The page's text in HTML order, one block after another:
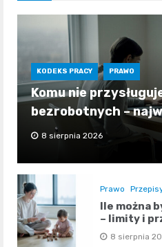
KODEKS PRACY PRAWO
Komu nie
bezrobotnych –
8 sierpnia 2026
Prawo
Ile można
– limity i
8 sierpnia